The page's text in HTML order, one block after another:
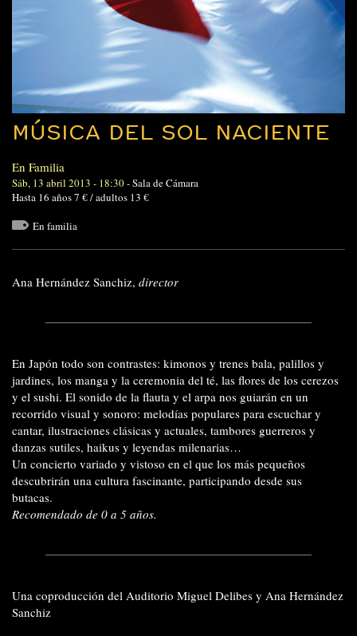
MÚSICA DEL SOL NACIENTE
En Familia
Sáb, 13 abril 2013 - 18:30-Sala de Cámara
Hasta 16 años 7 € / adultos 13 €
En familia
Ana Hernández Sanchiz, director
En Japón todo son contrastes: kimonos y trenes bala, palillos y
jardines, los manga y la ceremonia del té, las flores de los cerezos
y el sushi. El sonido de la flauta y el arpa nos guiarán en un
recorrido visual y sonoro: melodías populares para escuchar y
cantar, ilustraciones clásicas y actuales, tambores guerreros y
danzas sutiles, haikus y leyendas milenarias…
Un concierto variado y vistoso en el que los más pequeños
descubrirán una cultura fascinante, participando desde sus
butacas.
Recomendado de 0 a 5 años.
Una coproducción del Auditorio Miguel Delibes y Ana Hernández
Sanchiz